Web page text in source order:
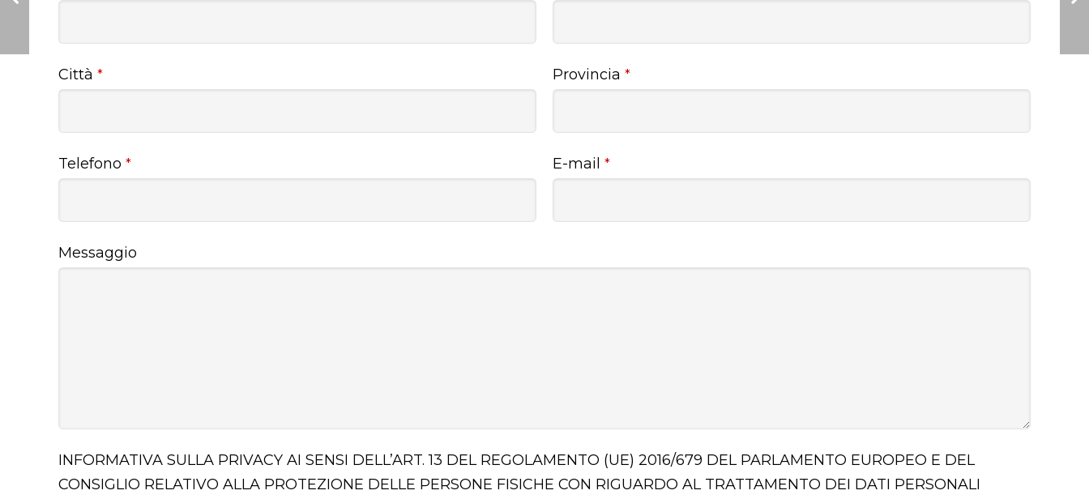
Città *
Telefono *
Provincia *
E-mail *
Messaggio
INFORMATIVA SULLA PRIVACY AI SENSI DELL’ART. 13 DEL REGOLAMENTO (UE) 2016/679 DEL PARLAMENTO EUROPEO E DEL
CONSIGLIO RELATIVO ALLA PROTEZIONE DELLE PERSONE FISICHE CON RIGUARDO AL TRATTAMENTO DEI DATI PERSONALI